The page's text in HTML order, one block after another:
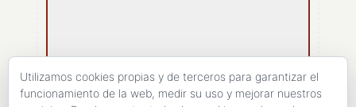
Utilizamos cookies propias y de terceros para garantizar el
funcionamiento de la web, medir su uso y mejorar nuestros